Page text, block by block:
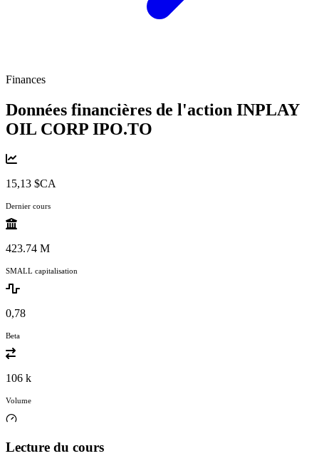
Finances
Données financières de l'action INPLAY
OIL CORP IPO.TO
15,13 $CA
Dernier cours
423.74 M
SMALL capitalisation
0,78
Beta
106 k
Volume
Lecture du cours